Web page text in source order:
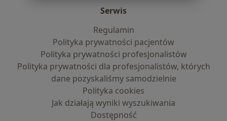
Serwis
Regulamin
Polityka prywatności pacjentów
Polityka prywatności profesjonalistów
Polityka prywatności dla profesjonalistów, których
dane pozyskaliśmy samodzielnie
Polityka cookies
Jak działają wyniki wyszukiwania
Dostępność